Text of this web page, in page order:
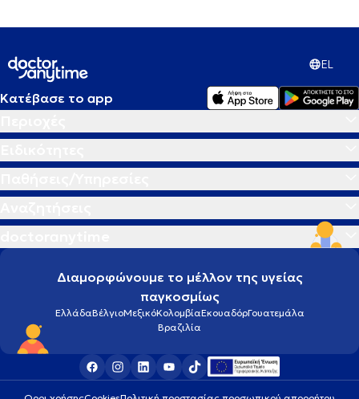
EL
Κατέβασε το app
Διαμορφώνουμε το μέλλον της υγείας
παγκοσμίως
ΕλλάδαΒέλγιοΜεξικόΚολομβίαΕκουαδόρΓουατεμάλα
Βραζιλία